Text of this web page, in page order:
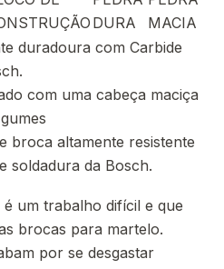
DURA
MACIA
duradoura com Carbide
com uma cabeça maciça
broca altamente resistente
soldadura da Bosch.
um trabalho difícil e que
brocas para martelo.
por se desgastar